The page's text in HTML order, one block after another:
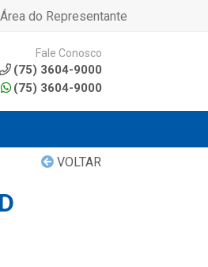
Área do Representante
Fale Conosco
(75) 3604-9000
(75) 3604-9000
VOLTAR